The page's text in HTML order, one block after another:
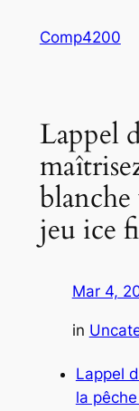
Comp4200
Lappel
jeu ice
Mar 4,
in
Lappel
la